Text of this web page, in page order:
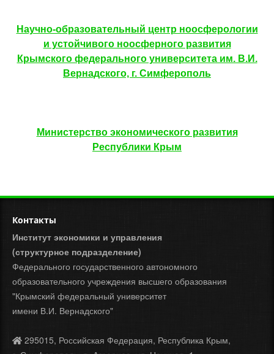
Научно-образовательный центр ноосферологии
и устойчивого ноосферного развития
Крымского федерального университета им. В.И.
Вернадского, г. Симферополь
Министерство экономического развития
Республики Крым
Контакты
Институт экономики и управления
(структурное подразделение)
Федерального государственного автономного
образовательного учреждения высшего образования
"Крымский федеральный университет
имени В.И. Вернадского"
295015, Российская Федерация, Республика Крым,